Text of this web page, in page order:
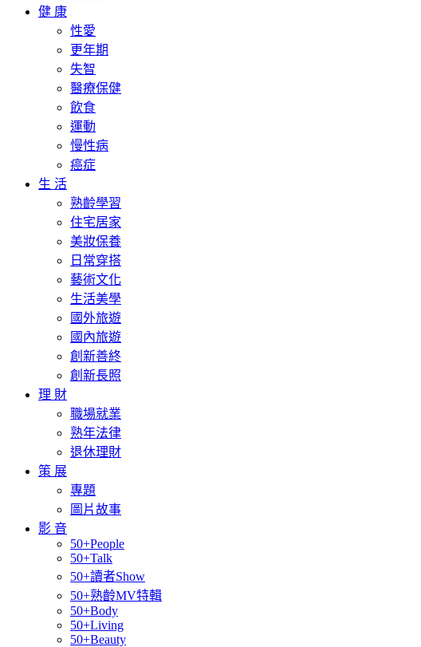
健 康
性愛
更年期
失智
醫療保健
飲食
運動
慢性病
癌症
生 活
熟齡學習
住宅居家
美妝保養
日常穿搭
藝術文化
生活美學
國外旅遊
國內旅遊
創新善終
創新長照
理 財
職場就業
熟年法律
退休理財
策 展
專題
圖片故事
影 音
50+People
50+Talk
50+讀者Show
50+熟齡MV特輯
50+Body
50+Living
50+Beauty